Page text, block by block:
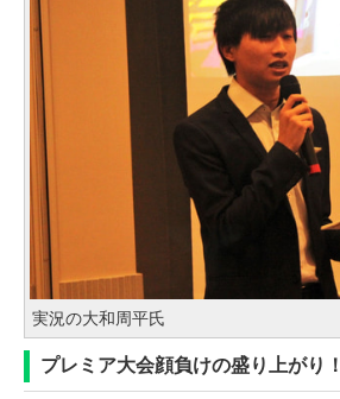
実況の大和周平氏
プレミア大会顔負けの盛り上がり！